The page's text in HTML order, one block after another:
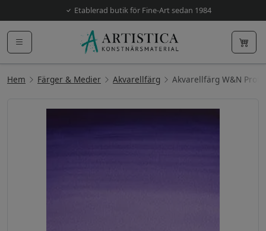
Etablerad butik för Fine-Art sedan 1984
Hem Färger & Medier Akvarellfärg Akvarellfärg W&N Prof.